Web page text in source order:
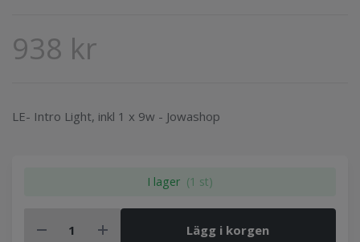
938 kr
LE- Intro Light, inkl 1 x 9w - Jowashop
I lager (1 st)
Lägg i korgen